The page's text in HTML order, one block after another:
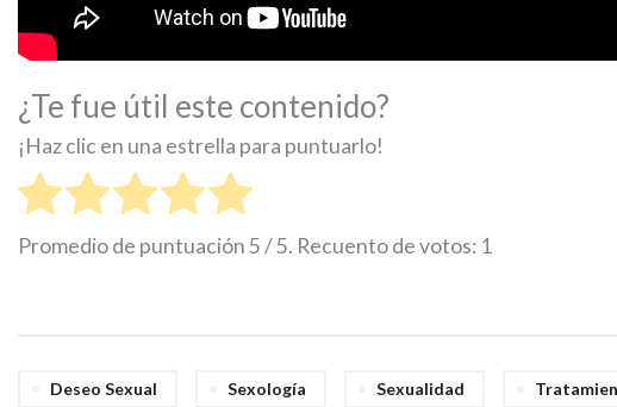
¿Te fue útil este contenido?
¡Haz clic en una estrella para puntuarlo!
Promedio de puntuación5/ 5. Recuento de votos: 1
Deseo Sexual Sexología Sexualidad